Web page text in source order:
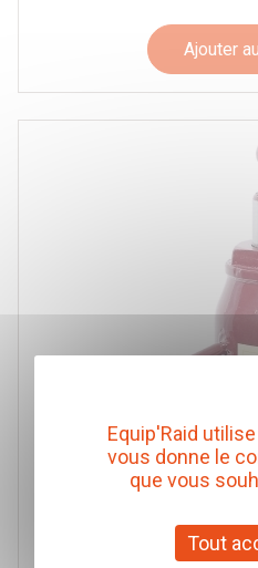
Ajouter
Equip'Raid
vous donne le
que vous
Tout